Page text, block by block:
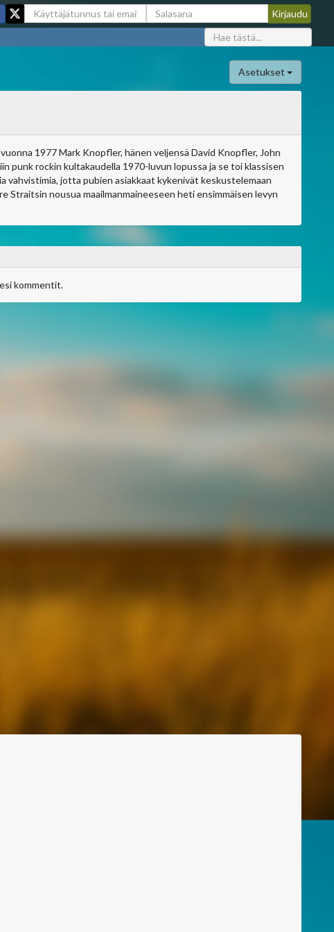
Asetukset
1977 Mark Knopfler, hänen veljensä David Knopfler, John
punk rockin kultakaudella 1970-luvun lopussa ja se toi klassisen
vahvistimia, jotta pubien asiakkaat kykenivät keskustelemaan
Straitsin nousua maailmanmaineeseen heti ensimmäisen levyn
kommentit.